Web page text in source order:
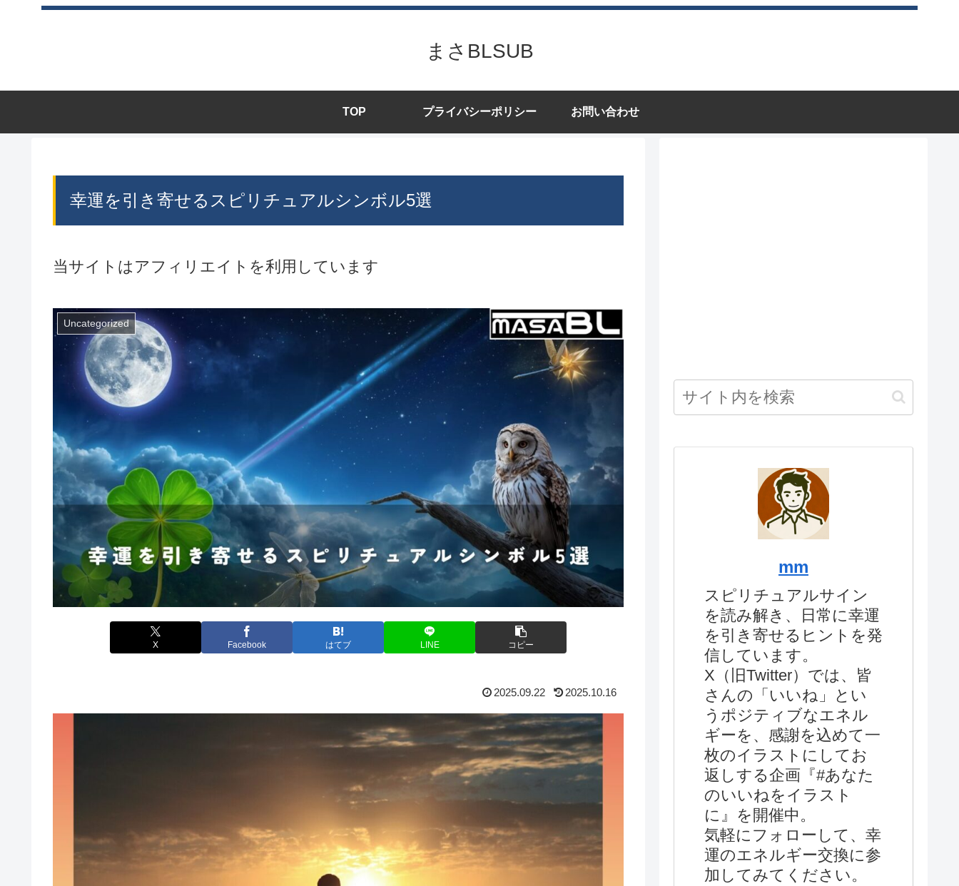
まさBLSUB
TOP プライバシーポリシー お問い合わせ
幸運を引き寄せるスピリチュアルシンボル5選
当サイトはアフィリエイトを利用しています
Uncategorized
X Facebook はてブ LINE コピー
2025.09.22 2025.10.16
mm
スピリチュアルサイン
を読み解き、日常に幸運
を引き寄せるヒントを発
信しています。
X（旧Twitter）では、皆
さんの「いいね」とい
うポジティブなエネル
ギーを、感謝を込めて一
枚のイラストにしてお
返しする企画『#あなた
のいいねをイラスト
に』を開催中。
気軽にフォローして、幸
運のエネルギー交換に参
加してみてください。